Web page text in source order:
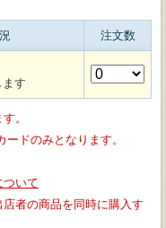
注文数
す
。
ドのみとなります。
ついて
者の商品を同時に購入す